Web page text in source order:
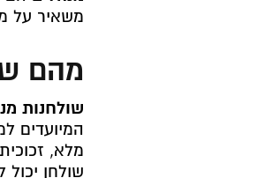
משאיר על
מהם
שולחנות
המיועדים
מלא,
שולחן